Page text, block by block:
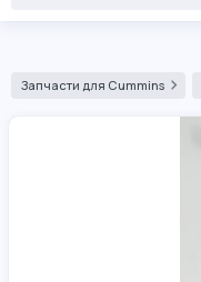
Запчасти для Cummins